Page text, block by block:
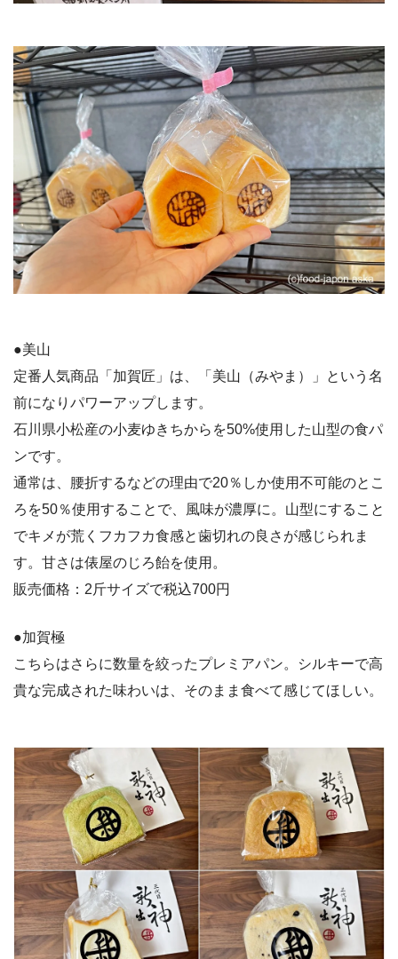
●美山
定番人気商品「加賀匠」は、「美山（みやま）」という名
前になりパワーアップします。
石川県小松産の小麦ゆきちからを50%使用した山型の食パ
ンです。
通常は、腰折するなどの理由で20％しか使用不可能のとこ
ろを50％使用することで、風味が濃厚に。山型にすること
でキメが荒くフカフカ食感と歯切れの良さが感じられま
す。甘さは俵屋のじろ飴を使用。
販売価格：2斤サイズで税込700円
●加賀極
こちらはさらに数量を絞ったプレミアパン。シルキーで高
貴な完成された味わいは、そのまま食べて感じてほしい。